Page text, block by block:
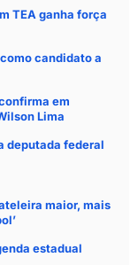
TEA ganha força
candidato a
em
Lima
deputada federal
maior, mais
estadual